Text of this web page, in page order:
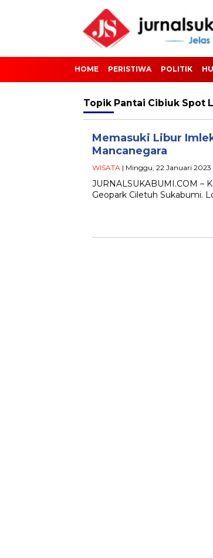
HOME PERISTIWA POLITIK
Topik Pantai Cibiuk Spot
Memasuki Libur
Mancanegara
WISATA | Minggu, 22 Januari
JURNALSUKABUMI.COM –
Geopark Ciletuh Sukabumi.